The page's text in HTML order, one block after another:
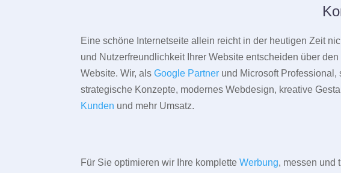
Eine schöne Internetseite allein reicht in der heutigen Zeit
und Nutzerfreundlichkeit Ihrer Website entscheiden über
Website. Wir, alsGoogle Partner und Microsoft
strategische Konzepte, modernes Webdesign, kreative
Kunden und mehr Umsatz.
Für Sie optimieren wir Ihre kompletteWerbung, messen und